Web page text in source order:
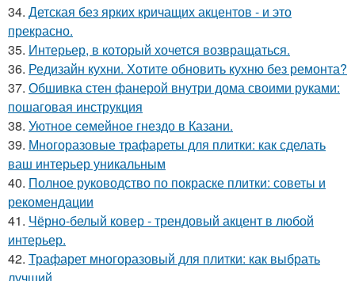
34. Детская без ярких кричащих акцентов - и это
прекрасно.
35. Интерьер, в который хочется возвращаться.
36. Редизайн кухни. Хотите обновить кухню без ремонта?
37. Обшивка стен фанерой внутри дома своими руками:
пошаговая инструкция
38. Уютное семейное гнездо в Казани.
39. Многоразовые трафареты для плитки: как сделать
ваш интерьер уникальным
40. Полное руководство по покраске плитки: советы и
рекомендации
41. Чёрно-белый ковер - трендовый акцент в любой
интерьер.
42. Трафарет многоразовый для плитки: как выбрать